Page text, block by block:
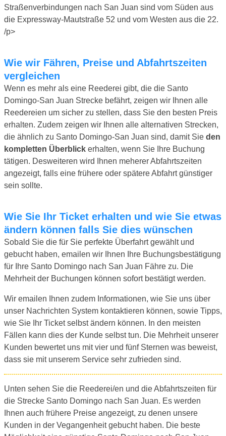
Straßenverbindungen nach San Juan sind vom Süden aus
die Expressway-Mautstraße 52 und vom Westen aus die 22.
/p>
Wie wir Fähren, Preise und Abfahrtszeiten
vergleichen
Wenn es mehr als eine Reederei gibt, die die Santo
Domingo-San Juan Strecke befährt, zeigen wir Ihnen alle
Reedereien um sicher zu stellen, dass Sie den besten Preis
erhalten. Zudem zeigen wir Ihnen alle alternativen Strecken,
die ähnlich zu Santo Domingo-San Juan sind, damit Sie den
kompletten Überblick erhalten, wenn Sie Ihre Buchung
tätigen. Desweiteren wird Ihnen meherer Abfahrtszeiten
angezeigt, falls eine frühere oder spätere Abfahrt günstiger
sein sollte.
Wie Sie Ihr Ticket erhalten und wie Sie etwas
ändern können falls Sie dies wünschen
Sobald Sie die für Sie perfekte Überfahrt gewählt und
gebucht haben, emailen wir Ihnen Ihre Buchungsbestätigung
für Ihre Santo Domingo nach San Juan Fähre zu. Die
Mehrheit der Buchungen können sofort bestätigt werden.
Wir emailen Ihnen zudem Informationen, wie Sie uns über
unser Nachrichten System kontaktieren können, sowie Tipps,
wie Sie Ihr Ticket selbst ändern können. In den meisten
Fällen kann dies der Kunde selbst tun. Die Mehrheit unserer
Kunden bewertet uns mit vier und fünf Sternen was beweist,
dass sie mit unserem Service sehr zufrieden sind.
Unten sehen Sie die Reederei/en und die Abfahrtszeiten für
die Strecke Santo Domingo nach San Juan. Es werden
Ihnen auch frühere Preise angezeigt, zu denen unsere
Kunden in der Vegangenheit gebucht haben. Die beste